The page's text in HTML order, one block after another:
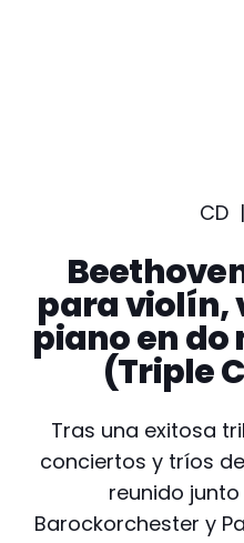
CD |
para violín,
piano en do
(Triple
Tras una exitosa
conciertos y tríos
reunido
Barockorchester y